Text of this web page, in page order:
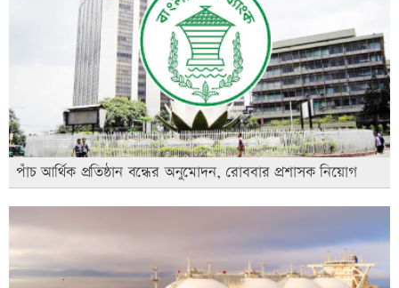
পাঁচ আর্থিক প্রতিষ্ঠান বন্ধের অনুমোদন, রোববার প্রশাসক নিয়োগ